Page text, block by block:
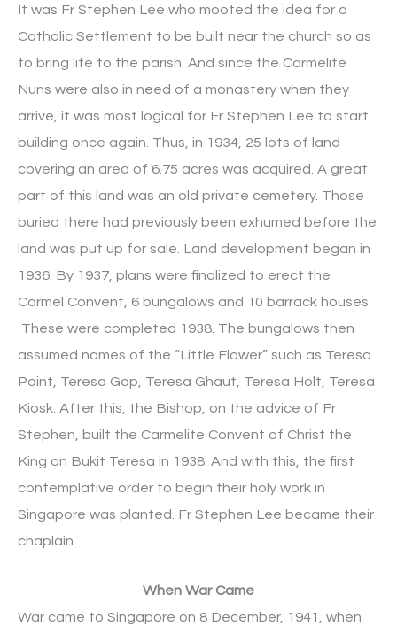
It was Fr Stephen Lee who mooted the idea for a
Catholic Settlement to be built near the church so as
to bring life to the parish. And since the Carmelite
Nuns were also in need of a monastery when they
arrive, it was most logical for Fr Stephen Lee to start
building once again. Thus, in 1934, 25 lots of land
covering an area of 6.75 acres was acquired. A great
part of this land was an old private cemetery. Those
buried there had previously been exhumed before the
land was put up for sale. Land development began in
1936. By 1937, plans were finalized to erect the
Carmel Convent, 6 bungalows and 10 barrack houses.
These were completed 1938. The bungalows then
assumed names of the “Little Flower” such as Teresa
Point, Teresa Gap, Teresa Ghaut, Teresa Holt, Teresa
Kiosk. After this, the Bishop, on the advice of Fr
Stephen, built the Carmelite Convent of Christ the
King on Bukit Teresa in 1938. And with this, the first
contemplative order to begin their holy work in
Singapore was planted. Fr Stephen Lee became their
chaplain.
When War Came
War came to Singapore on 8 December, 1941, when